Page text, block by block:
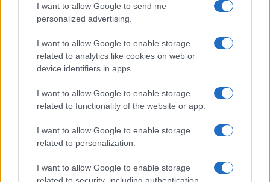
I want to allow Google to send me
personalized advertising.
I want to allow Google to enable storage
related to analytics like cookies on web or
device identifiers in apps.
I want to allow Google to enable storage
related to functionality of the website or app.
I want to allow Google to enable storage
related to personalization.
I want to allow Google to enable storage
related to security, including authentication
#organizam #bolovi